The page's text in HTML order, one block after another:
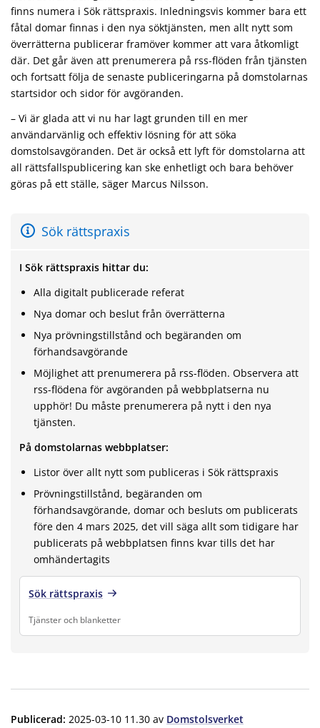
finns numera i Sök rättspraxis. Inledningsvis kommer bara ett
fåtal domar finnas i den nya söktjänsten, men allt nytt som
överrätterna publicerar framöver kommer att vara åtkomligt
där. Det går även att prenumerera på rss-flöden från tjänsten
och fortsatt följa de senaste publiceringarna på domstolarnas
startsidor och sidor för avgöranden.
– Vi är glada att vi nu har lagt grunden till en mer
användarvänlig och effektiv lösning för att söka
domstolsavgöranden. Det är också ett lyft för domstolarna att
all rättsfallspublicering kan ske enhetligt och bara behöver
göras på ett ställe, säger Marcus Nilsson.
Sök rättspraxis
I Sök rättspraxis hittar du:
Alla digitalt publicerade referat
Nya domar och beslut från överrätterna
Nya prövningstillstånd och begäranden om
förhandsavgörande
Möjlighet att prenumerera på rss-flöden. Observera att
rss-flödena för avgöranden på webbplatserna nu
upphör! Du måste prenumerera på nytt i den nya
tjänsten.
På domstolarnas webbplatser:
Listor över allt nytt som publiceras i Sök rättspraxis
Prövningstillstånd, begäranden om
förhandsavgörande, domar och besluts om publicerats
före den 4 mars 2025, det vill säga allt som tidigare har
publicerats på webbplatsen finns kvar tills det har
omhändertagits
Sök rättspraxis
Tjänster och blanketter
Finns under:Tjänster och blanketter.
Publicerad: 2025-03-10 11.30 av Domstolsverket